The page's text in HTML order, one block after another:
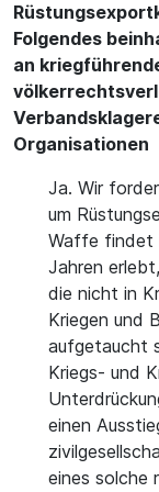
Folgendes
an
Organisationen
Ja. Wir
um
Waffe findet
Jahren
die nicht in
Kriegen und
aufgetaucht
Kriegs- und
einen
eines solche